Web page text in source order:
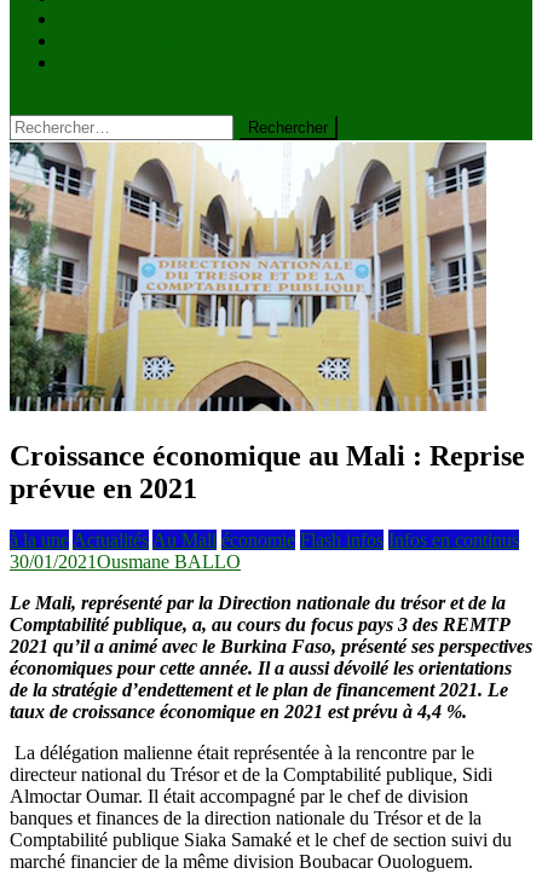
Rechercher :
Croissance économique au Mali : Reprise
prévue en 2021
à la une Actualités Au Mali économie Flash infos Infos en continus
30/01/2021Ousmane BALLO
Le Mali, représenté par la Direction nationale du trésor et de la
Comptabilité publique, a, au cours du focus pays 3 des REMTP
2021 qu’il a animé avec le Burkina Faso, présenté ses perspectives
économiques pour cette année. Il a aussi dévoilé les orientations
de la stratégie d’endettement et le plan de financement 2021. Le
taux de croissance économique en 2021 est prévu à 4,4 %.
La délégation malienne était représentée à la rencontre par le
directeur national du Trésor et de la Comptabilité publique, Sidi
Almoctar Oumar. Il était accompagné par le chef de division
banques et finances de la direction nationale du Trésor et de la
Comptabilité publique Siaka Samaké et le chef de section suivi du
marché financier de la même division Boubacar Ouologuem.